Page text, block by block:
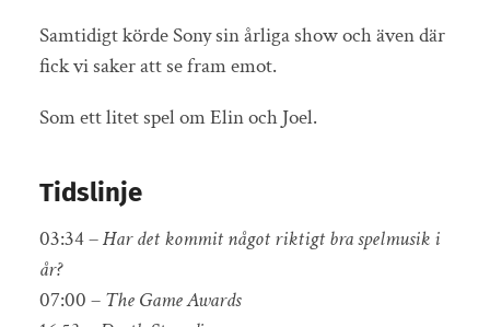
Samtidigt körde Sony sin årliga show och även där
fick vi saker att se fram emot.
Som ett litet spel om Elin och Joel.
Tidslinje
03:34 –Har det kommit något riktigt bra spelmusik i
år?
07:00 – The Game Awards